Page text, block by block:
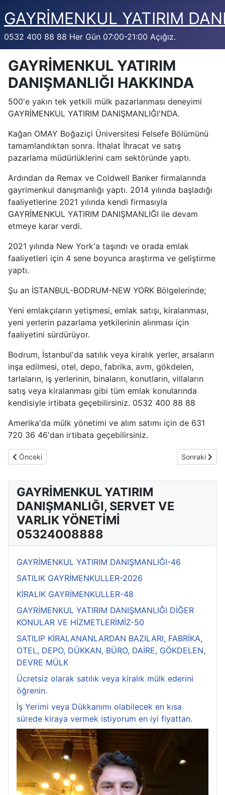
GAYRİMENKUL YATIRIM
0532 400 88 88 Her Gün 07:00-21:00 Açığız.
GAYRİMENKUL YATIRIM
DANIŞMANLIĞI HAKKINDA
500'e yakın tek yetkili mülk pazarlanması deneyimi
GAYRİMENKUL YATIRIM DANIŞMANLIĞI'NDA.
Kağan OMAY Boğaziçi Üniversitesi Felsefe Bölümünü
tamamlandıktan sonra. İthalat İhracat ve satış
pazarlama müdürlüklerini cam sektöründe yaptı.
Ardından da Remax ve Coldwell Banker firmalarında
gayrimenkul danışmanlığı yaptı. 2014 yılında başladığı
faaliyetlerine 2021 yılında kendi firmasıyla
GAYRİMENKUL YATIRIM DANIŞMANLIĞI ile devam
etmeye karar verdi.
2021 yılında New York'a taşındı ve orada emlak
faaliyetleri için 4 sene boyunca araştırma ve geliştirme
yaptı.
Şu an İSTANBUL-BODRUM-NEW YORK Bölgelerinde;
Yeni emlakçıların yetişmesi, emlak satışı, kiralanması,
yeni yerlerin pazarlama yetkilerinin alınması için
faaliyetini sürdürüyor.
Bodrum, İstanbul'da satılık veya kiralık yerler, arsaların
inşa edilmesi, otel, depo, fabrika, avm, gökdelen,
tarlaların, iş yerlerinin, binaların, konutların, villaların
satış veya kiralanması gibi tüm emlak konularında
kendisiyle irtibata geçebilirsiniz. 0532 400 88 88
Amerika'da mülk yönetimi ve alım satımı için de 631
720 36 46'dan irtibata geçebilirsiniz.
Önceki makale: 0532 400 88 88 GAYRİMENKUL YATIRIM
Önceki Sonraki
Sonraki
GAYRİMENKUL YATIRIM
DANIŞMANLIĞI, SERVET VE
VARLIK YÖNETİMİ
05324008888
GAYRİMENKUL YATIRIM DANIŞMANLIĞI-46
SATILIK GAYRİMENKULLER-2026
KİRALIK GAYRİMENKULLER-48
GAYRİMENKUL YATIRIM DANIŞMANLIĞI DİĞER
KONULAR VE HİZMETLERİMİZ-50
SATILIP KİRALANANLARDAN BAZILARI, FABRİKA,
OTEL, DEPO, DÜKKAN, BÜRO, DAİRE, GÖKDELEN,
DEVRE MÜLK
Ücretsiz olarak satılık veya kiralık mülk ederini
öğrenin.
İş Yerimi veya Dükkanımı olabilecek en kısa
sürede kiraya vermek istiyorum en iyi fiyattan.